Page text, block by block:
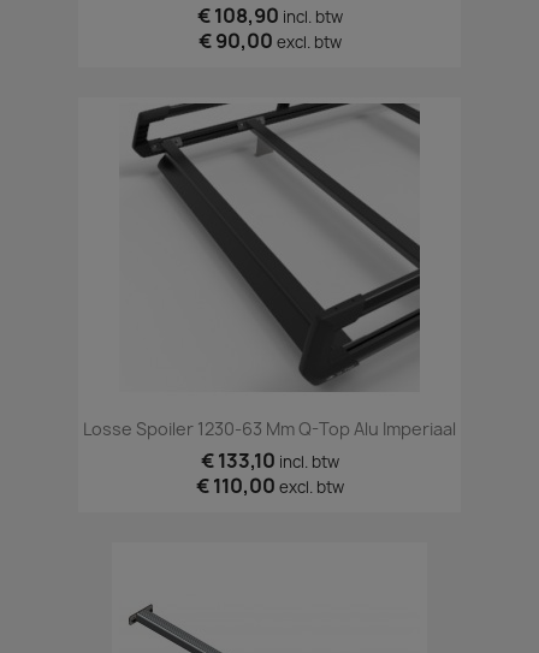
€ 108,90 incl. btw
€ 90,00 excl. btw
Losse Spoiler 1230-63 Mm Q-Top Alu Imperiaal
€ 133,10 incl. btw
€ 110,00 excl. btw